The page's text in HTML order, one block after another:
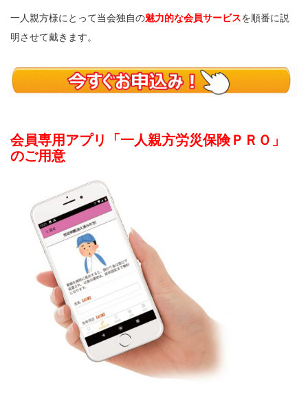
一人親方様にとって当会独自の魅力的な会員サービスを順番に説
明させて戴きます。
会員専用アプリ「一人親方労災保険ＰＲＯ」
のご用意